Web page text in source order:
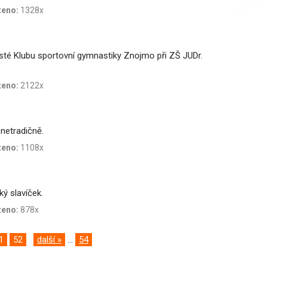
1328x
Klubu sportovní gymnastiky Znojmo při ZŠ JUDr.
2122x
1108x
slavíček.
878x
52 další » ... 54